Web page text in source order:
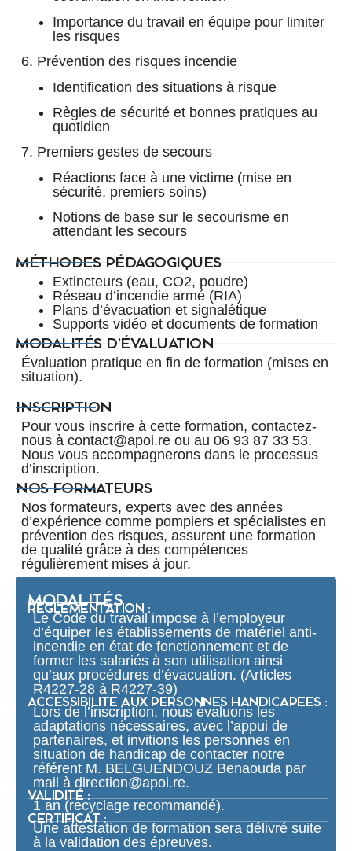
Importance du travail en équipe pour limiter
les risques
6. Prévention des risques incendie
Identification des situations à risque
Règles de sécurité et bonnes pratiques au
quotidien
7. Premiers gestes de secours
Réactions face à une victime (mise en
sécurité, premiers soins)
Notions de base sur le secourisme en
attendant les secours
MÉTHODES PÉDAGOGIQUES
Extincteurs (eau, CO2, poudre)
Réseau d’incendie armé (RIA)
Plans d’évacuation et signalétique
Supports vidéo et documents de formation
MODALITÉS D’ÉVALUATION
Évaluation pratique en fin de formation (mises en
situation).
INSCRIPTION
Pour vous inscrire à cette formation, contactez-
nous à contact@apoi.re ou au 06 93 87 33 53.
Nous vous accompagnerons dans le processus
d’inscription.
NOS FORMATEURS
Nos formateurs, experts avec des années
d’expérience comme pompiers et spécialistes en
prévention des risques, assurent une formation
de qualité grâce à des compétences
régulièrement mises à jour.
MODALITÉS
RÉGLEMENTATION :
Le Code du travail impose à l’employeur
d’équiper les établissements de matériel anti-
incendie en état de fonctionnement et de
former les salariés à son utilisation ainsi
qu’aux procédures d’évacuation. (Articles
R4227-28 à R4227-39)
ACCESSIBILITE AUX PERSONNES HANDICAPEES :
Lors de l’inscription, nous évaluons les
adaptations nécessaires, avec l’appui de
partenaires, et invitions les personnes en
situation de handicap de contacter notre
référent M. BELGUENDOUZ Benaouda par
mail à direction@apoi.re.
VALIDITÉ :
1 an (recyclage recommandé).
CERTIFICAT :
Une attestation de formation sera délivré suite
à la validation des épreuves.